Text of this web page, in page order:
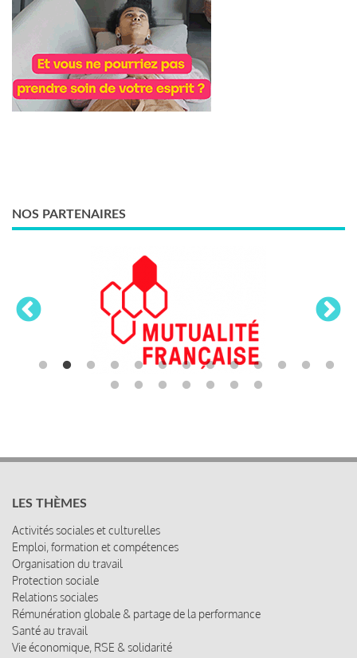
NOS PARTENAIRES
LES THÈMES
Activités sociales et culturelles
Emploi, formation et compétences
Organisation du travail
Protection sociale
Relations sociales
Rémunération globale & partage de la performance
Santé au travail
Vie économique, RSE & solidarité